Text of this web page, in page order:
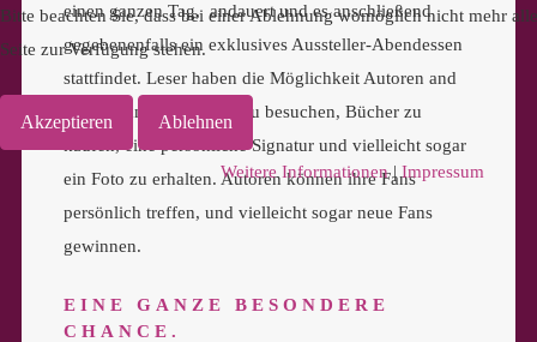
einen ganzen Tag, andauert und es anschließend
gegebenenfalls ein exklusives Aussteller-Abendessen
stattfindet. Leser haben die Möglichkeit Autoren and
ihrem Stand bzw. Tisch zu besuchen, Bücher zu
kaufen, eine persönliche Signatur und vielleicht sogar
ein Foto zu erhalten. Autoren können ihre Fans
persönlich treffen, und vielleicht sogar neue Fans
gewinnen.
EINE GANZE BESONDERE
CHANCE.
Bitte beachten Sie, dass bei einer Ablehnung womöglich nicht mehr
Seite zur Verfügung stehen.
Akzeptieren Ablehnen
Weitere Informationen| Impressum